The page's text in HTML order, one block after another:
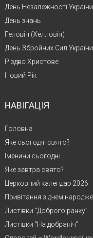
День Незалежності України
День знань
Геловін (Хелловін)
День Збройних Сил України
Різдво Христове
Новий Рік
НАВІГАЦІЯ
Головна
Яке сьогодні свято?
Іменини сьогодні
Яке завтра свято?
Церковний календар 2026
Привітання з днем
Листівки “Доброго ранку”
Листівки “На добраніч”